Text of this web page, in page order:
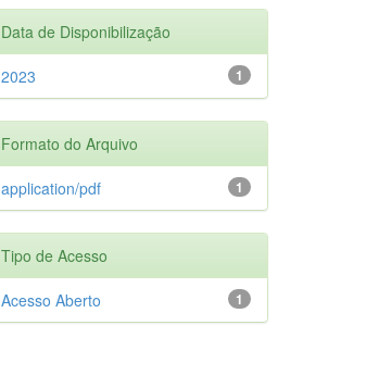
Data de Disponibilização
1
2023
Formato do Arquivo
1
application/pdf
Tipo de Acesso
1
Acesso Aberto